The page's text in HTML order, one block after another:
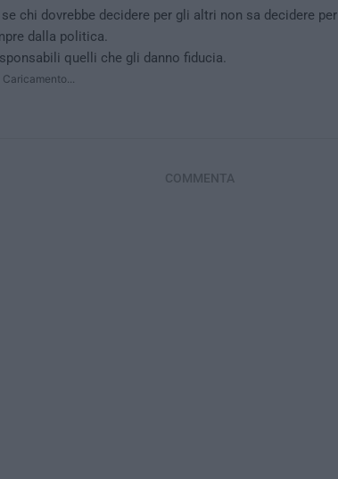
chi dovrebbe decidere per gli altri non sa decidere
dalla politica.
quelli che gli danno fiducia.
Caricamento...
COMMENTA